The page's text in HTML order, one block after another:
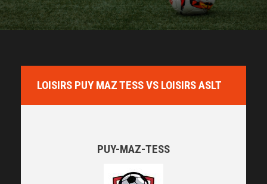
LOISIRS PUY MAZ TESS VS LOISIRS ASLT
PUY-MAZ-TESS